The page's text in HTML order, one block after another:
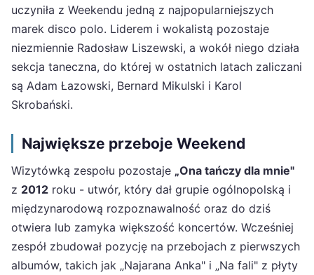
uczyniła z Weekendu jedną z najpopularniejszych
marek disco polo. Liderem i wokalistą pozostaje
niezmiennie Radosław Liszewski, a wokół niego działa
sekcja taneczna, do której w ostatnich latach zaliczani
są Adam Łazowski, Bernard Mikulski i Karol
Skrobański.
Największe przeboje Weekend
Wizytówką zespołu pozostaje „Ona tańczy dla mnie"
z 2012 roku - utwór, który dał grupie ogólnopolską i
międzynarodową rozpoznawalność oraz do dziś
otwiera lub zamyka większość koncertów. Wcześniej
zespół zbudował pozycję na przebojach z pierwszych
albumów, takich jak „Najarana Anka" i „Na fali" z płyty